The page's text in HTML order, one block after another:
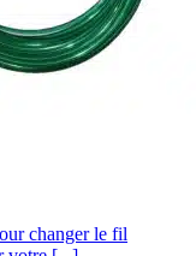
changer le fil